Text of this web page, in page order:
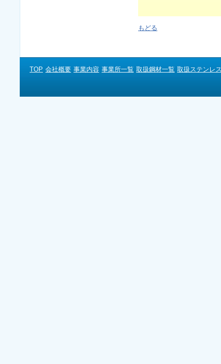
もどる
TOP 会社概要 事業内容 事業所一覧 取扱鋼材一覧 取扱ステンレ